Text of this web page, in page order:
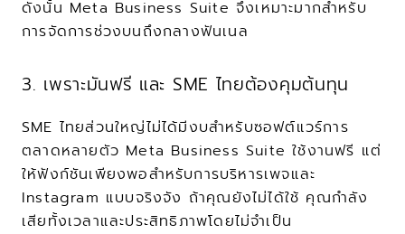
ดังนั้น Meta Business Suite จึงเหมาะมากสำหรับ
การจัดการช่วงบนถึงกลางฟันเนล
3. เพราะมันฟรี และ SME ไทยต้องคุมต้นทุน
SME ไทยส่วนใหญ่ไม่ได้มีงบสำหรับซอฟต์แวร์การ
ตลาดหลายตัว Meta Business Suite ใช้งานฟรี แต่
ให้ฟังก์ชันเพียงพอสำหรับการบริหารเพจและ
Instagram แบบจริงจัง ถ้าคุณยังไม่ได้ใช้ คุณกำลัง
เสียทั้งเวลาและประสิทธิภาพโดยไม่จำเป็น